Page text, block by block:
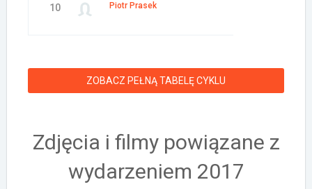
10 Piotr Prasek
ZOBACZ PEŁNĄ TABELĘ CYKLU
Zdjęcia i filmy powiązane z
wydarzeniem 2017